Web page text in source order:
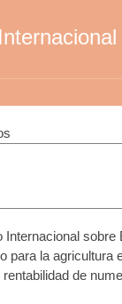
Internacional
para la
rentabilidad de